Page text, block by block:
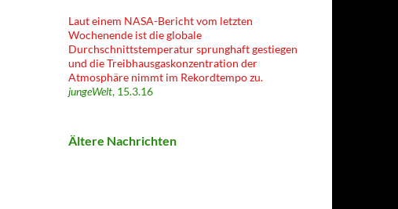
Laut einem NASA-Bericht vom letzten
Wochenende ist die globale
Durchschnittstemperatur sprunghaft gestiegen
und die Treibhausgaskonzentration der
Atmosphäre nimmt im Rekordtempo zu.
jungeWelt, 15.3.16
Ältere Nachrichten